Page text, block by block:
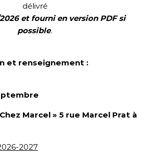
délivré
et fourni en version PDF si
possible.
et renseignement :
Marcel » 5 rue Marcel Prat à
2027